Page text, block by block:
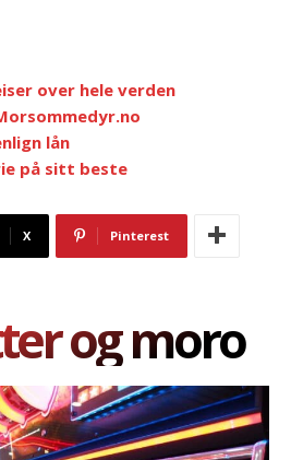
over hele verden
lån
på sitt beste
X Pinterest
og moro